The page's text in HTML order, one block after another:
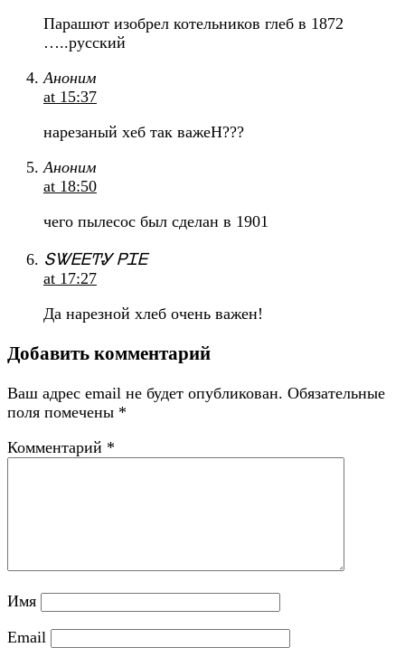
Парашют изобрел котельников глеб в 1872
…..русский
Аноним
at 15:37
нарезаный хеб так важеН???
Аноним
at 18:50
чего пылесос был сделан в 1901
ՏᏔᎬᎬͲᎽ ᏢᏆᎬ
at 17:27
Да нарезной хлеб очень важен!
Добавить комментарий
Ваш адрес email не будет опубликован. Обязательные
поля помечены *
Комментарий *
Имя
Email